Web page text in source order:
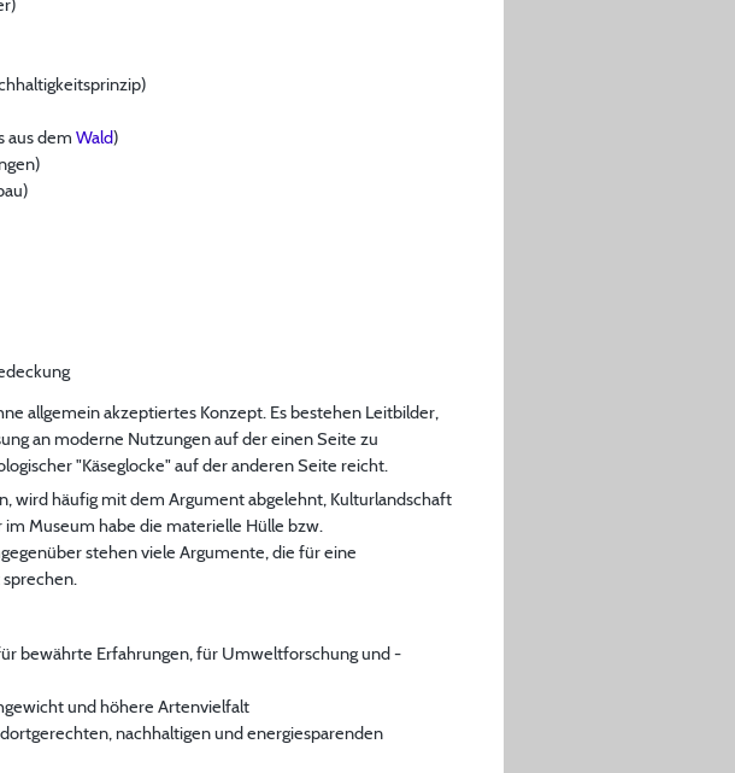
aus dem Wald)
allgemein akzeptiertes Konzept. Es bestehen Leitbilder,
an moderne Nutzungen auf der einen Seite zu
"Käseglocke" auf der anderen Seite reicht.
wird häufig mit dem Argument abgelehnt, Kulturlandschaft
Museum habe die materielle Hülle bzw.
stehen viele Argumente, die für eine
bewährte Erfahrungen, für Umweltforschung und -
und höhere Artenvielfalt
nachhaltigen und energiesparenden